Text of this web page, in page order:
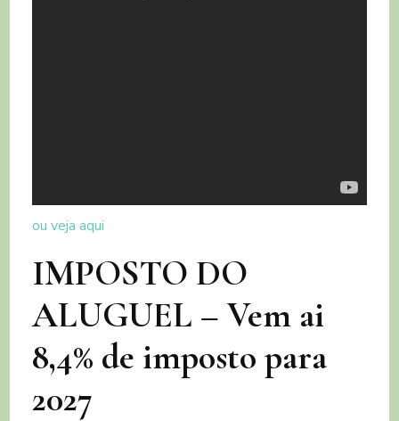
ou veja aqui
IMPOSTO DO
ALUGUEL – Vem ai
8,4% de imposto para
2027